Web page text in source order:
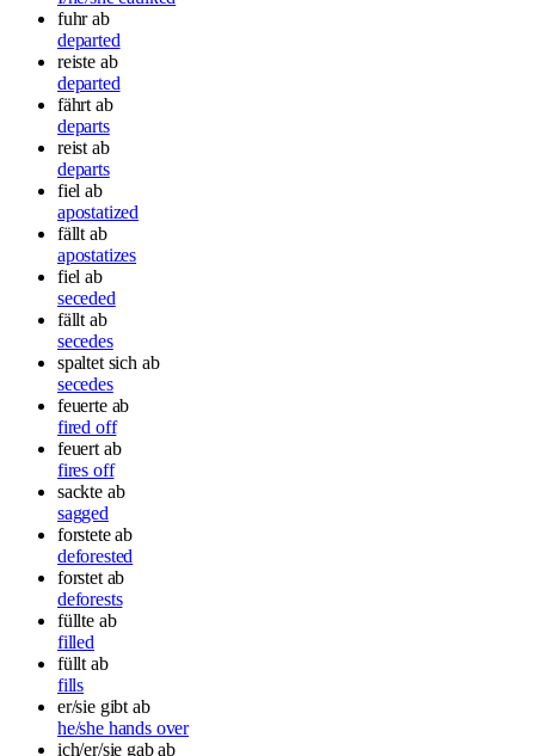
fuhr ab
departed
reiste ab
departed
fährt ab
departs
reist ab
departs
fiel ab
apostatized
fällt ab
apostatizes
fiel ab
seceded
fällt ab
secedes
spaltet sich ab
secedes
feuerte ab
fired off
feuert ab
fires off
sackte ab
sagged
forstete ab
deforested
forstet ab
deforests
füllte ab
filled
füllt ab
fills
er/sie gibt ab
he/she hands over
ich/er/sie gab ab